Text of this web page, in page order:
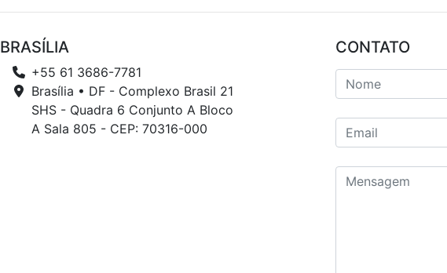
BRASÍLIA
+55 61 3686-7781
Brasília • DF - Complexo Brasil 21
SHS - Quadra 6 Conjunto A Bloco
A Sala 805 - CEP: 70316-000
CONTATO